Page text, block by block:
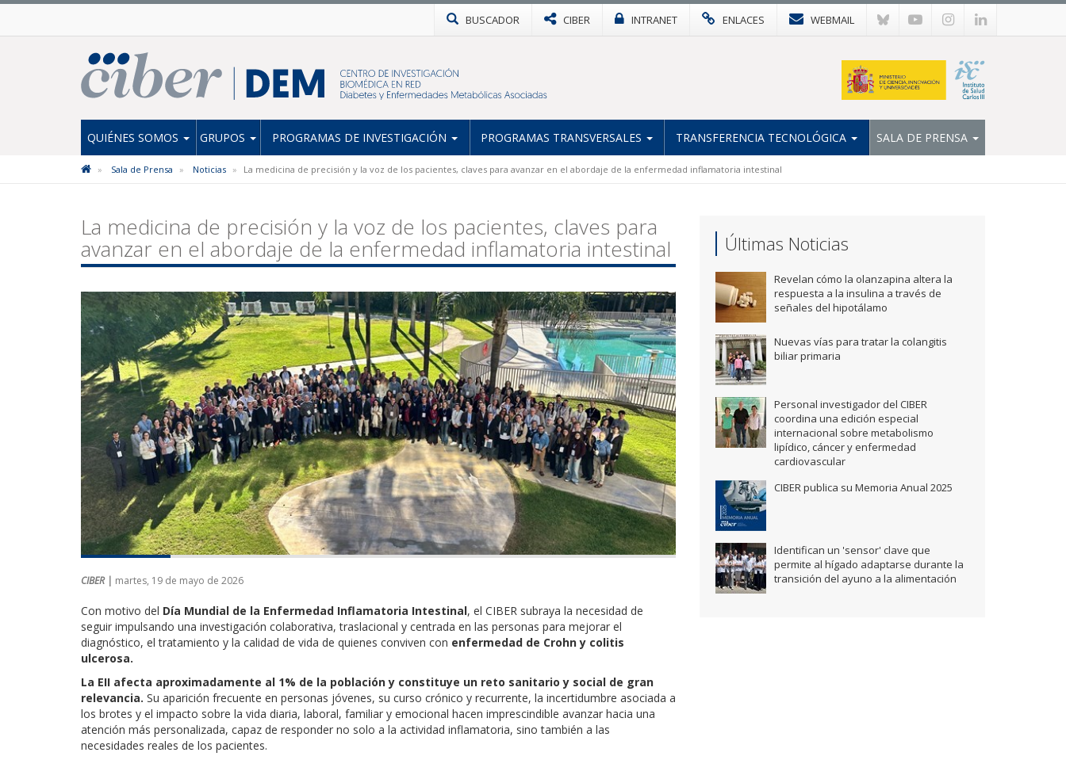
BUSCADOR CIBER INTRANET ENLACES WEBMAIL
QUIÉNES SOMOS GRUPOS PROGRAMAS DE INVESTIGACIÓN PROGRAMAS TRANSVERSALES TRANSFERENCIA TECNOLÓGICA SALA DE PRENSA
Sala de Prensa Noticias La medicina de precisión y la voz de los pacientes, claves para avanzar en el abordaje de la enfermedad inflamatoria intestinal
La medicina de precisión y la voz de los pacientes, claves para
avanzar en el abordaje de la enfermedad inflamatoria intestinal
CIBER | martes, 19 de mayo de 2026
Con motivo del Día Mundial de la Enfermedad Inflamatoria Intestinal, el CIBER subraya la necesidad de
seguir impulsando una investigación colaborativa, traslacional y centrada en las personas para mejorar el
diagnóstico, el tratamiento y la calidad de vida de quienes conviven con enfermedad de Crohn y colitis
ulcerosa.
La EII afecta aproximadamente al 1% de la población y constituye un reto sanitario y social de gran
relevancia. Su aparición frecuente en personas jóvenes, su curso crónico y recurrente, la incertidumbre asociada a
los brotes y el impacto sobre la vida diaria, laboral, familiar y emocional hacen imprescindible avanzar hacia una
atención más personalizada, capaz de responder no solo a la actividad inflamatoria, sino también a las
necesidades reales de los pacientes.
Últimas Noticias
Revelan cómo la olanzapina altera la
respuesta a la insulina a través de
señales del hipotálamo
Nuevas vías para tratar la colangitis
biliar primaria
Personal investigador del CIBER
coordina una edición especial
internacional sobre metabolismo
lipídico, cáncer y enfermedad
cardiovascular
CIBER publica su Memoria Anual 2025
Identifican un 'sensor' clave que
permite al hígado adaptarse durante la
transición del ayuno a la alimentación